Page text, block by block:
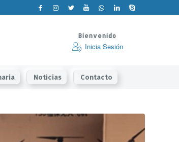
Noticias Contacto
Bienvenido
Inicia Sesión